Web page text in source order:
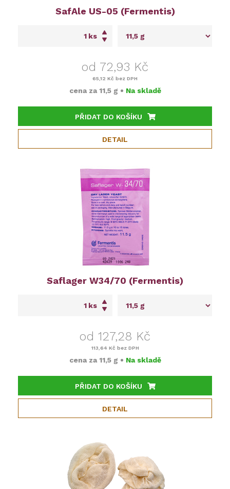
SafAle US-05 (Fermentis)
ks
od 72,93 Kč
65,12 Kč bez DPH
cena za 11,5 g • Na skladě
PŘIDAT DO KOŠÍKU
DETAIL
Saflager W34/70 (Fermentis)
ks
od 127,28 Kč
113,64 Kč bez DPH
cena za 11,5 g • Na skladě
PŘIDAT DO KOŠÍKU
DETAIL